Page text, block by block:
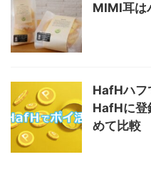
MIMI耳は
HafHハフ
HafHに登
めて比較